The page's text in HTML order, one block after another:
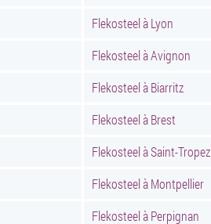
Flekosteel à Lyon
Flekosteel à Avignon
Flekosteel à Biarritz
Flekosteel à Brest
Flekosteel à Saint-Tropez
Flekosteel à Montpellier
Flekosteel à Perpignan